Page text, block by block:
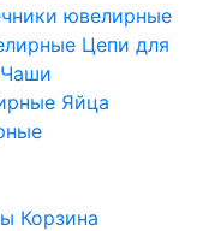
ювелирные
Цепи для
Чаши
Яйца
Корзина